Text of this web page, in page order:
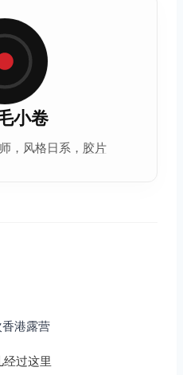
小卷
，风格日系， 胶片
港露营
过这里